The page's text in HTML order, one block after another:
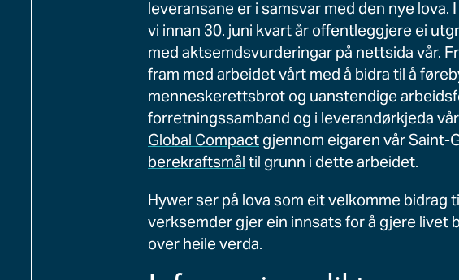
leveransane er i samsvar med den nye lova.
vi innan 30. juni kvart år offentleggjere ei
med aktsemdsvurderingar på nettsida vår.
fram med arbeidet vårt med å bidra til å
menneskerettsbrot og uanstendige
forretningssamband og i leverandørkjeda
Global Compactgjennom eigaren vår Saint-
berekraftsmåltil grunn i dette arbeidet.
Hywer ser på lova som eit velkomme bidrag
verksemder gjer ein innsats for å gjere livet
over heile verda.